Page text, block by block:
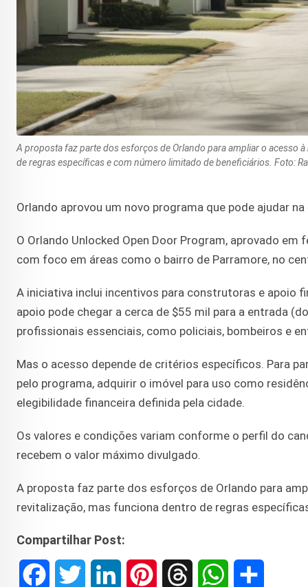
A proposta faz parte dos esforços de Orlando para ampliar o acesso
de regras específicas e com número limitado de beneficiários. Foto:
Orlando aprovou um novo programa que pode ajudar
O Orlando Unlocked Open Door Program, aprovado
com foco em áreas como o bairro de Parramore, no
A iniciativa inclui incentivos para construtoras e apoio
apoio pode chegar a cerca de $55 mil para a entrada
profissionais essenciais, como policiais, bombeiros e
Mas o acesso depende de critérios específicos. Para
pelo programa, adquirir o imóvel para uso como
elegibilidade financeira definida pela cidade.
Os valores e condições variam conforme o perfil do
recebem o valor máximo divulgado.
A proposta faz parte dos esforços de Orlando para
revitalização, mas funciona dentro de regras
Compartilhar Post: